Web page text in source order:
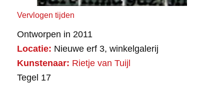
Vervlogen tijden
Ontworpen in 2011
Locatie: Nieuwe erf 3, winkelgalerij
Kunstenaar: Rietje van Tuijl
Tegel 17